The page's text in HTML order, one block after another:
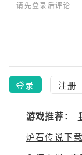
请先登录后评论
登录 注册
游戏推荐：
炉石传说下载